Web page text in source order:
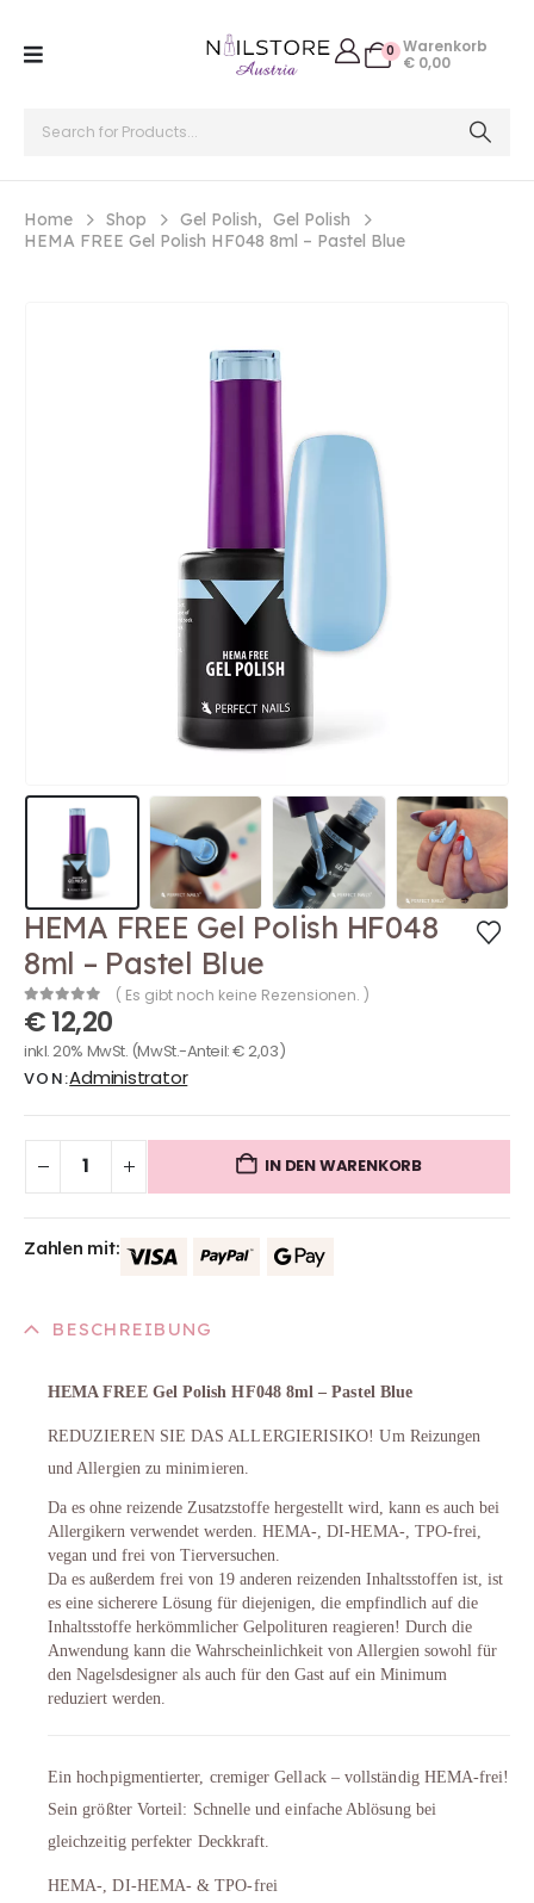
0 Warenkorb
€ 0,00
Home Shop Gel Polish, Gel Polish
HEMA FREE Gel Polish HF048 8ml – Pastel Blue
HEMA FREE Gel Polish HF048
8ml – Pastel Blue
0out of 5
( Es gibt noch keine Rezensionen. )
€12,20
inkl. 20% MwSt. (MwSt.-Anteil:€2,03)
VON:Administrator
IN DEN WARENKORB
Zahlen mit:
BESCHREIBUNG
HEMA FREE Gel Polish HF048 8ml – Pastel Blue
REDUZIEREN SIE DAS ALLERGIERISIKO! Um Reizungen
und Allergien zu minimieren.
Da es ohne reizende Zusatzstoffe hergestellt wird, kann es auch bei
Allergikern verwendet werden. HEMA-, DI-HEMA-, TPO-frei,
vegan und frei von Tierversuchen.
Da es außerdem frei von 19 anderen reizenden Inhaltsstoffen ist, ist
es eine sicherere Lösung für diejenigen, die empfindlich auf die
Inhaltsstoffe herkömmlicher Gelpolituren reagieren! Durch die
Anwendung kann die Wahrscheinlichkeit von Allergien sowohl für
den Nagelsdesigner als auch für den Gast auf ein Minimum
reduziert werden.
Ein hochpigmentierter, cremiger Gellack – vollständig HEMA-frei!
Sein größter Vorteil: Schnelle und einfache Ablösung bei
gleichzeitig perfekter Deckkraft.
HEMA-, DI-HEMA- & TPO-frei